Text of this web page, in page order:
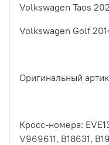
Volkswagen Taos
Volkswagen Golf
Оригинальный
Кросс-номера:
V969611, B18631,